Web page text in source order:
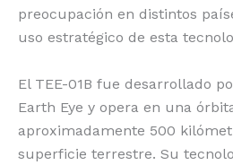
preocupación en distintos
uso estratégico de esta
El TEE-01B fue desarrollado
Earth Eye y opera en una
aproximadamente 500
superficie terrestre. Su